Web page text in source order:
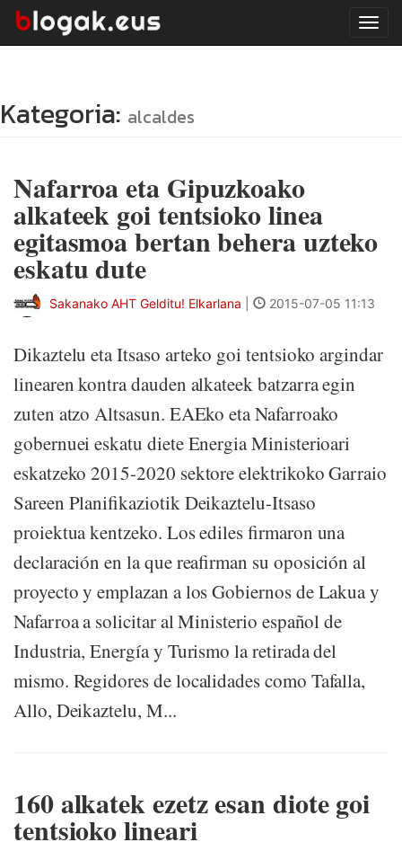
Kategoria: alcaldes
Nafarroa eta Gipuzkoako
alkateek goi tentsioko linea
egitasmoa bertan behera uzteko
eskatu dute
Sakanako AHT Gelditu! Elkarlana 2015-07-05 11:13
Dikaztelu eta Itsaso arteko goi tentsioko argindar
linearen kontra dauden alkateek batzarra egin
zuten atzo Altsasun. EAEko eta Nafarroako
gobernuei eskatu diete Energia Ministerioari
eskatzeko 2015-2020 sektore elektrikoko Garraio
Sareen Planifikaziotik Deikaztelu-Itsaso
proiektua kentzeko. Los ediles firmaron una
declaración en la que reafirman su oposición al
proyecto y emplazan a los Gobiernos de Lakua y
Nafarroa a solicitar al Ministerio español de
Industria, Energía y Turismo la retirada del
mismo. Regidores de localidades como Tafalla,
Allo, Deikaztelu, M...
160 alkatek ezetz esan diote goi
tentsioko lineari